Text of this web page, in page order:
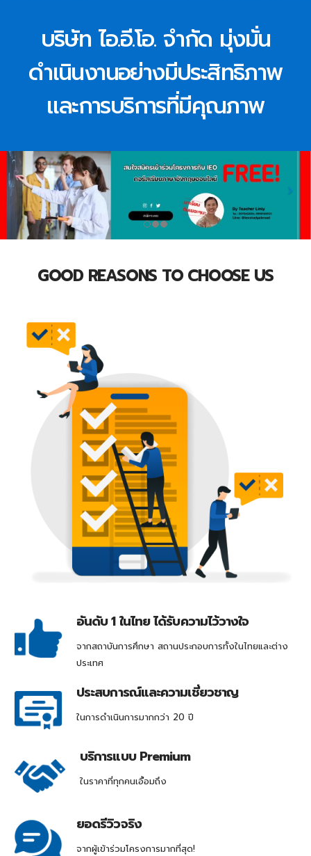
บริษัท ไอ.อี.โอ. จำกัด มุ่งมั่น
ดำเนินงานอย่างมีประสิทธิภาพ
และการบริการที่มีคุณภาพ
GOOD REASONS TO CHOOSE US
อันดับ 1 ในไทย ได้รับความไว้วางใจ
จากสถาบันการศึกษา สถานประกอบการทั้งในไทยและต่าง
ประเทศ
ประสบการณ์และความเชี่ยวชาญ
ในการดำเนินการมากกว่า 20 ปี
บริการแบบ Premium
ในราคาที่ทุกคนเอื้อมถึง
ยอดรีวิวจริง
จากผู้เข้าร่วมโครงการมากที่สุด!